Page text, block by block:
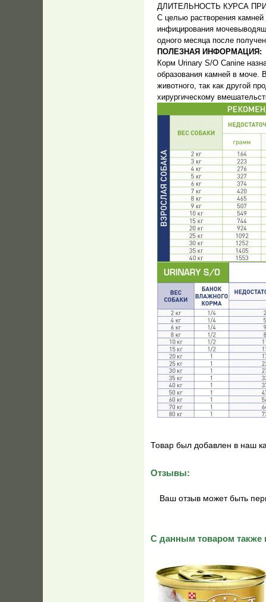
ДЛИТЕЛЬНОСТЬ КУРСА
С целью растворения
инфицирования
одного месяца после
ПОЛЕЗНАЯ ИНФОРМАЦИЯ:
Корм Urinary S/O Canine
образования камней в моче.
животного, так как другой
хирургическому
Товар был добавлен в наш
Отзывы:
Ваш отзыв может быть
С данным товаром также